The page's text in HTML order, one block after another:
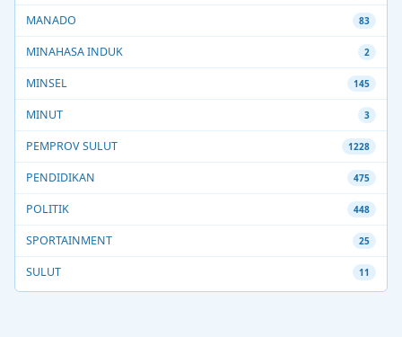
MANADO 83
MINAHASA INDUK 2
MINSEL 145
MINUT 3
PEMPROV SULUT 1228
PENDIDIKAN 475
POLITIK 448
SPORTAINMENT 25
SULUT 11